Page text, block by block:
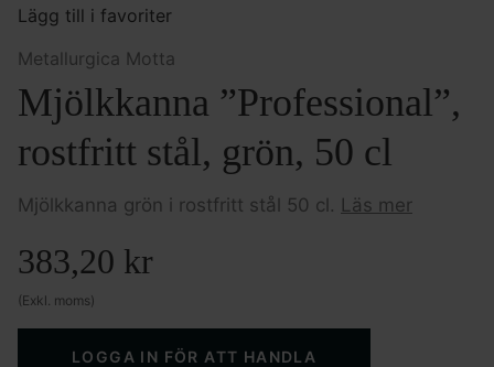
Lägg till i favoriter
Metallurgica Motta
Mjölkkanna ”Professional”,
rostfritt stål, grön, 50 cl
Mjölkkanna grön i rostfritt stål 50 cl. Läs mer
383,20 kr
(Exkl. moms)
LOGGA IN FÖR ATT HANDLA